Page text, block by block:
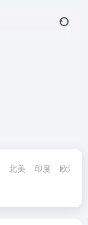
北美 印度 欧洲